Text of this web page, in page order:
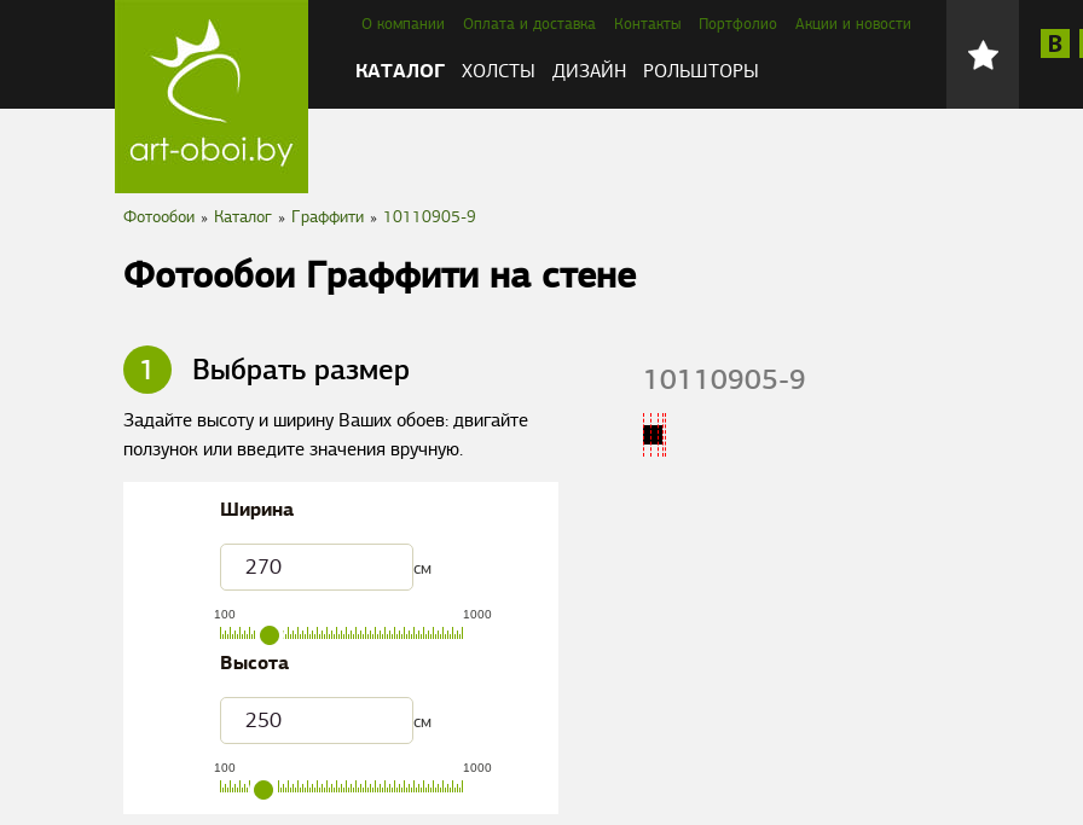
О компании Оплата и доставка Контакты Портфолио Акции и новости
КАТАЛОГ ХОЛСТЫ ДИЗАЙН РОЛЬШТОРЫ
Фотообои » Каталог » Граффити » 10110905-9
Фотообои Граффити на стене
1 Выбрать размер
Задайте высоту и ширину Ваших обоев: двигайте
ползунок или введите значения вручную.
Ширина
см
100 1000
Высота
см
100 1000
10110905-9